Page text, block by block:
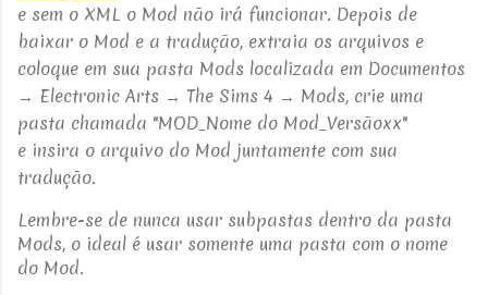
e sem o XML o Mod não irá funcionar. Depois de
baixar o Mod e a tradução, extraia os arquivos e
coloque em sua pasta Mods localizada em Documentos
→ Electronic Arts → The Sims 4 → Mods, crie uma
pasta chamada "MOD_Nome do Mod_Versãoxx"
e insira o arquivo do Mod juntamente com sua
tradução.
Lembre-se de nunca usar subpastas dentro da pasta
Mods, o ideal é usar somente uma pasta com o nome
do Mod.